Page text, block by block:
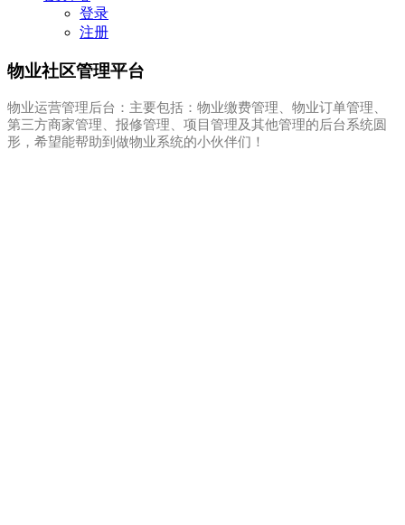
登录
注册
物业社区管理平台
物业运营管理后台：主要包括：物业缴费管理、物业订单管理、
第三方商家管理、报修管理、项目管理及其他管理的后台系统圆
形，希望能帮助到做物业系统的小伙伴们！